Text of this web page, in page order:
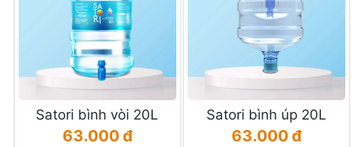
Satori bình vòi 20L
63.000 đ
Satori bình úp 20L
63.000 đ